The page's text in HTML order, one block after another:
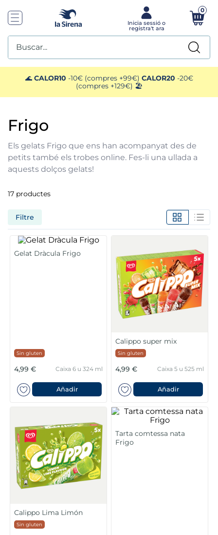
0
Buscar...
🌊 CALOR10 -10€ (compres +99€) CALOR20 -20€
(compres +129€) 🏖️
frigo
Els gelats Frigo que ens han acompanyat des de
petits també els trobes online. Fes-li una ullada a
aquests dolços gelats!
17 productes
Filtre
Gelat Dràcula Frigo
Sin gluten
4,99 € Caixa 6 u 324 ml
Añadir
Calippo super mix
Sin gluten
4,99 € Caixa 5 u 525 ml
Añadir
Calippo Lima Limón
Sin gluten
Tarta comtessa nata
Frigo
TOP SEARCHES
1. helados sirena
2. gambas
3. patatas
4. gamba
5. verduras
croquetas
canelones